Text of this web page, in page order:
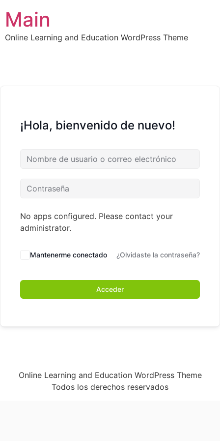
Main
Online Learning and Education WordPress Theme
¡Hola, bienvenido de nuevo!
No apps configured. Please contact your
administrator.
Mantenerme conectado ¿Olvidaste la contraseña?
Acceder
Online Learning and Education WordPress Theme
Todos los derechos reservados